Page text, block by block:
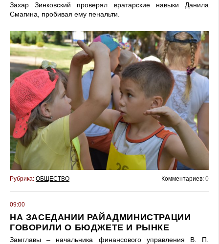
Захар Зинковский проверял вратарские навыки Данила
Смагина, пробивая ему пенальти.
Рубрика: ОБЩЕСТВО Комментариев: 0
09:00
НА ЗАСЕДАНИИ РАЙАДМИНИСТРАЦИИ
ГОВОРИЛИ О БЮДЖЕТЕ И РЫНКЕ
Замглавы – начальника финансового управления В. П.